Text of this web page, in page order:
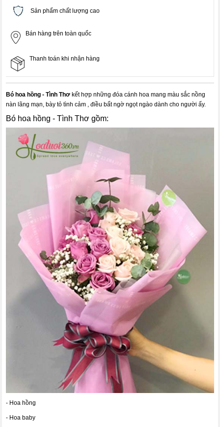
Sản phẩm chất lượng cao
Bán hàng trên toàn quốc
Thanh toán khi nhận hàng
Bó hoa hồng - Tình Thơ kết hợp những đóa cánh hoa mang màu sắc nồng
nàn lãng mạn, bày tỏ tình cảm , điều bất ngờ ngọt ngào dành cho người ấy.
Bó hoa hồng - Tình Thơ gồm:
- Hoa hồng
- Hoa baby